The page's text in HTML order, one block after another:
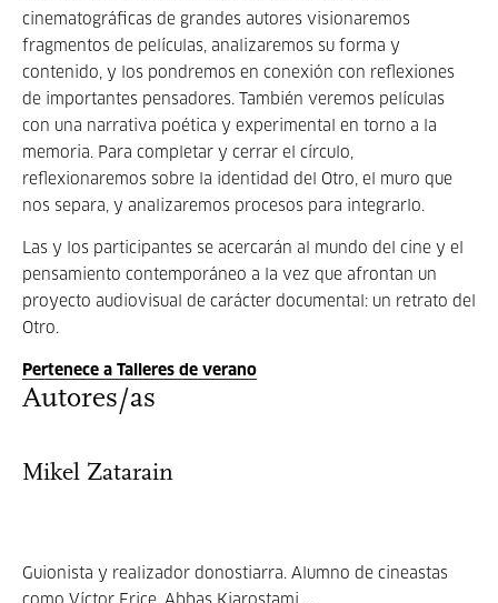
cinematográficas de grandes autores visionaremos
fragmentos de películas, analizaremos su forma y
contenido, y los pondremos en conexión con reflexiones
de importantes pensadores. También veremos películas
con una narrativa poética y experimental en torno a la
memoria. Para completar y cerrar el círculo,
reflexionaremos sobre la identidad del Otro, el muro que
nos separa, y analizaremos procesos para integrarlo.
Las y los participantes se acercarán al mundo del cine y el
pensamiento contemporáneo a la vez que afrontan un
proyecto audiovisual de carácter documental: un retrato del
Otro.
Pertenece a Talleres de verano
Autores/as
Mikel Zatarain
Guionista y realizador donostiarra. Alumno de cineastas